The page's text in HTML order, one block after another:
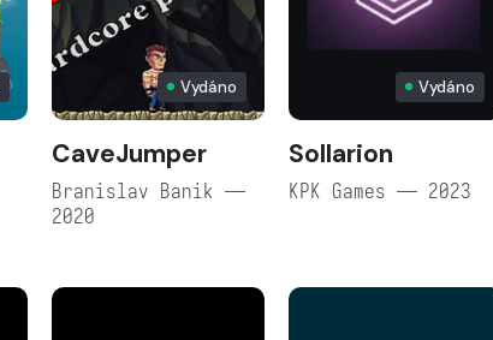
Vydáno
CaveJumper
Branislav Banik —
2020
Vydáno
Sollarion
KPK Games — 2023